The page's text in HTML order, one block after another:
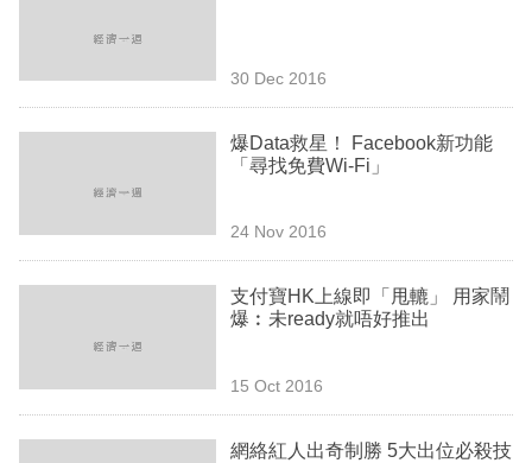
技
生
30 Dec 2016
爆Data救星！ Facebook新功能
「尋找免費Wi-Fi」
24 Nov 2016
支付寶HK上線即「甩轆」 用家鬧
爆︰未ready就唔好推出
15 Oct 2016
網絡紅人出奇制勝 5大出位必殺技